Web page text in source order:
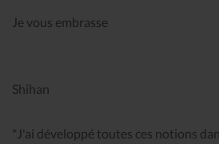
Je vous embrasse
Carel
Shihan
*J'ai développé toutes ces notions